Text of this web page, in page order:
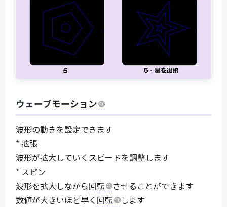
ウェーブモーション
波形の動きを設定できます
* 拡張
波形が拡大していくスピードを調整します
* スピン
波形を拡大しながら回転
させることができます
数値が大きいほど早く 回転
します